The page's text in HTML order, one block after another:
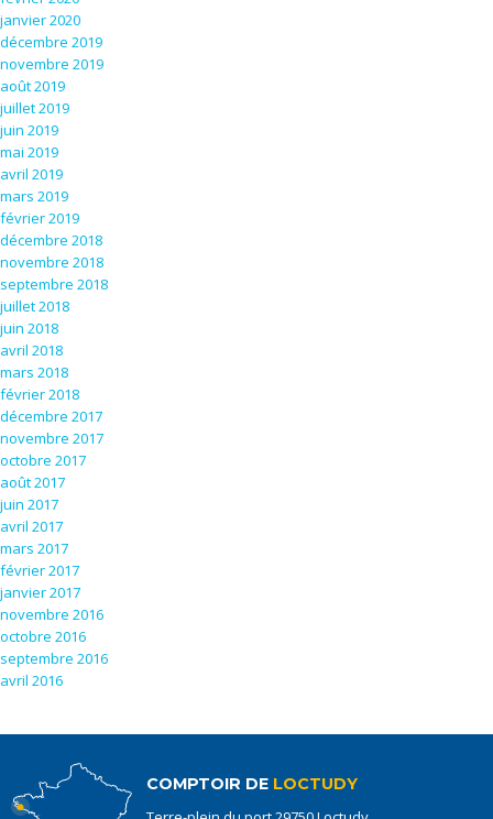
janvier 2020
décembre 2019
novembre 2019
août 2019
juillet 2019
juin 2019
mai 2019
avril 2019
mars 2019
février 2019
décembre 2018
novembre 2018
septembre 2018
juillet 2018
juin 2018
avril 2018
mars 2018
février 2018
décembre 2017
novembre 2017
octobre 2017
août 2017
juin 2017
avril 2017
mars 2017
février 2017
janvier 2017
novembre 2016
octobre 2016
septembre 2016
avril 2016
COMPTOIR DE LOCTUDY